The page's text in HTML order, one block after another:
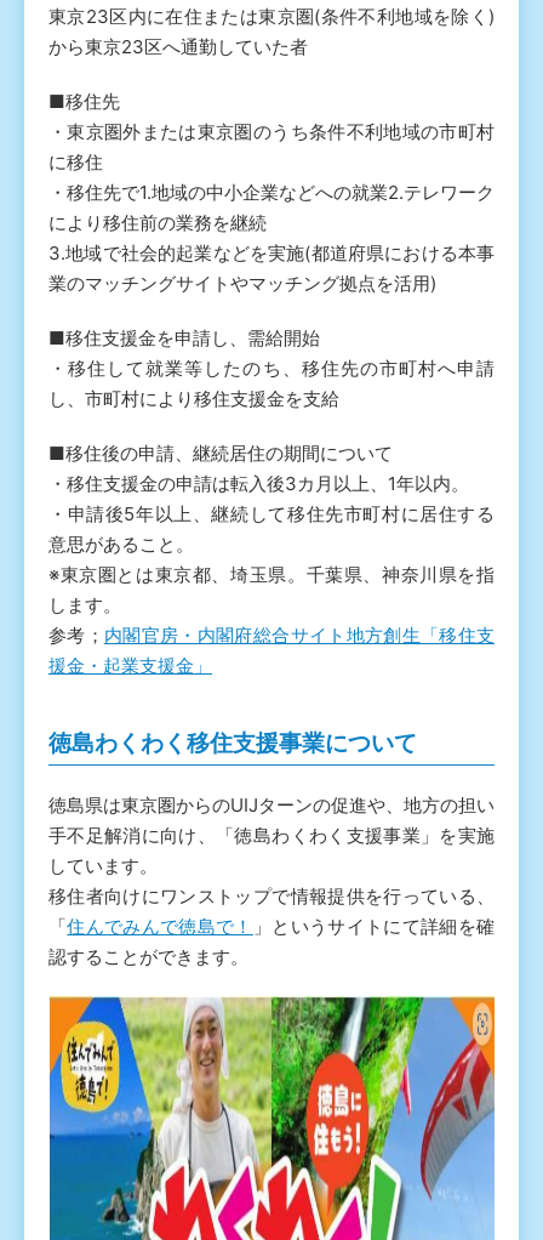
東京23区内に在住または東京圏(条件不利地域を除く)
から東京23区へ通勤していた者
■移住先
・東京圏外または東京圏のうち条件不利地域の市町村
に移住
・移住先で1.地域の中小企業などへの就業2.テレワーク
により移住前の業務を継続
3.地域で社会的起業などを実施(都道府県における本事
業のマッチングサイトやマッチング拠点を活用)
■移住支援金を申請し、需給開始
・移住して就業等したのち、移住先の市町村へ申請
し、市町村により移住支援金を支給
■移住後の申請、継続居住の期間について
・移住支援金の申請は転入後3カ月以上、1年以内。
・申請後5年以上、継続して移住先市町村に居住する
意思があること。
※東京圏とは東京都、埼玉県。千葉県、神奈川県を指
します。
参考； 内閣官房・内閣府総合サイト地方創生「移住支
援金・起業支援金」
徳島わくわく移住支援事業について
徳島県は東京圏からのUIJターンの促進や、地方の担い
手不足解消に向け、「徳島わくわく支援事業」を実施
しています。
移住者向けにワンストップで情報提供を行っている、
「住んでみんで徳島で！
」というサイトにて詳細を確
認することができます。